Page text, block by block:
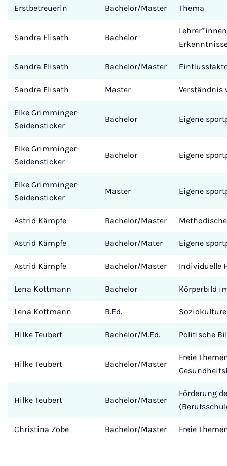
Erstbetreuerin Bachelor/Master Thema
Sandra Elisath Bachelor
Sandra Elisath Bachelor/Master
Sandra Elisath Master Verständnis
Elke Grimminger-
Seidensticker
Bachelor Eigene
Elke Grimminger-
Seidensticker
Bachelor Eigene
Elke Grimminger-
Seidensticker
Master Eigene
Astrid Kämpfe Bachelor/Master
Astrid Kämpfe Bachelor/Mater Eigene
Astrid Kämpfe Bachelor/Master Individuelle
Lena Kottmann Bachelor Körperbild
Lena Kottmann B.Ed.
Hilke Teubert Bachelor/M.Ed. Politische
Hilke Teubert Bachelor/Master
Freie
Hilke Teubert Bachelor/Master
Förderung
Christina Zobe Bachelor/Master Freie